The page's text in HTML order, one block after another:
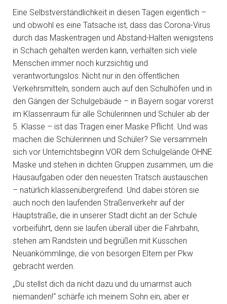
Eine Selbstverständlichkeit in diesen Tagen eigentlich –
und obwohl es eine Tatsache ist, dass das Corona-Virus
durch das Maskentragen und Abstand-Halten wenigstens
in Schach gehalten werden kann, verhalten sich viele
Menschen immer noch kurzsichtig und
verantwortungslos: Nicht nur in den öffentlichen
Verkehrsmitteln, sondern auch auf den Schulhöfen und in
den Gängen der Schulgebäude – in Bayern sogar vorerst
im Klassenraum für alle Schülerinnen und Schüler ab der
5. Klasse – ist das Tragen einer Maske Pflicht. Und was
machen die Schülerinnen und Schüler? Sie versammeln
sich vor Unterrichtsbeginn VOR dem Schulgelände OHNE
Maske und stehen in dichten Gruppen zusammen, um die
Hausaufgaben oder den neuesten Tratsch austauschen
– natürlich klassenübergreifend. Und dabei stören sie
auch noch den laufenden Straßenverkehr auf der
Hauptstraße, die in unserer Stadt dicht an der Schule
vorbeiführt, denn sie laufen überall über die Fahrbahn,
stehen am Randstein und begrüßen mit Küsschen
Neuankömmlinge, die von besorgen Eltern per Pkw
gebracht werden.
„Du stellst dich da nicht dazu und du umarmst auch
niemanden!“ schärfe ich meinem Sohn ein, aber er